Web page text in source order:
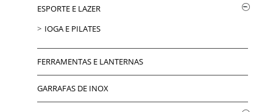
ESPORTE E LAZER
IOGA E PILATES
FERRAMENTAS E LANTERNAS
GARRAFAS DE INOX